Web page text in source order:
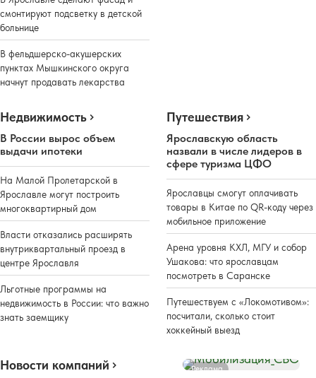
смонтируют подсветку в детской
больнице
В фельдшерско-акушерских
пунктах Мышкинского округа
начнут продавать лекарства
Недвижимость
В России вырос объем
выдачи ипотеки
На Малой Пролетарской в
Ярославле могут построить
многоквартирный дом
Власти отказались расширять
внутриквартальный проезд в
центре Ярославля
Льготные программы на
недвижимость в России: что важно
знать заемщику
Путешествия
Ярославскую область
назвали в числе лидеров в
сфере туризма ЦФО
Ярославцы смогут оплачивать
товары в Китае по QR-коду через
мобильное приложение
Арена уровня КХЛ, МГУ и собор
Ушакова: что ярославцам
посмотреть в Саранске
Путешествуем с «Локомотивом»:
посчитали, сколько стоит
хоккейный выезд
Новости компаний Реклама